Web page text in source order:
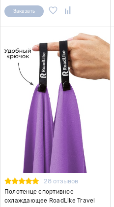
Заказать
28 отзывов
Полотенце спортивное
охлаждающее RoadLike Travel